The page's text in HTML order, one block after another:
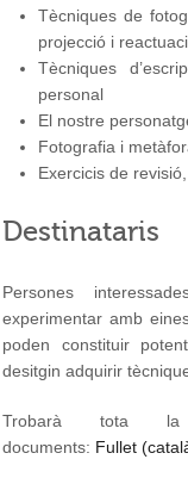
Tècniques de
projecció i
Tècniques
personal
El nostre
Fotografia i
Exercicis de
Destinataris
Persones
experimentar amb
poden constituir
desitgin adquirir
Trobarà tota
documents: Fullet